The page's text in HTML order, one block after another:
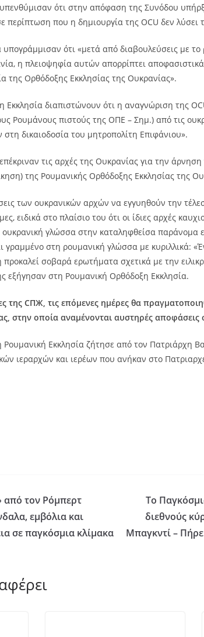
ότι στην απόφαση της Συνόδου
περίπτωση που η δημιουργία της OCU δεν λύσει
ότι «μετά από διαβουλεύσεις με
η πλειοψηφία αυτών απορρίπτει
της Ορθόδοξης Εκκλησίας της Ουκρανίας».
Εκκλησία διαπιστώνουν ότι η αναγνώριση της
Ρουμάνους πιστούς της ΟΠΕ – Σημ.) από τις
δικαιοδοσία του μητροπολίτη Επιφάνιου».
τις αρχές της Ουκρανίας για την
της Ρουμανικής Ορθόδοξης Εκκλησίας της
των ουκρανικών αρχών να εγγυηθούν την
ειδικά στο πλαίσιο του ότι οι ίδιες αρχές
ουκρανική γλώσσα στην καταληφθείσα παράνομα
γραμμένο στη ρουμανική γλώσσα με κυριλλικά:
σοβαρά ερωτήματα σχετικά με την
εξήγησαν στη Ρουμανική Ορθόδοξη Εκκλησία.
СПЖ, τις επόμενες ημέρες θα
στην οποία αναμένονται αυστηρές αποφάσεις
Εκκλησία ζήτησε από τον Πατριάρχη
ιεραρχών και ιερέων που ανήκαν στο
από τον Ρόμπερτ
εμβόλια και
σε παγκόσμια κλίμακα
Το
διεθνούς
Μπαγκντί –